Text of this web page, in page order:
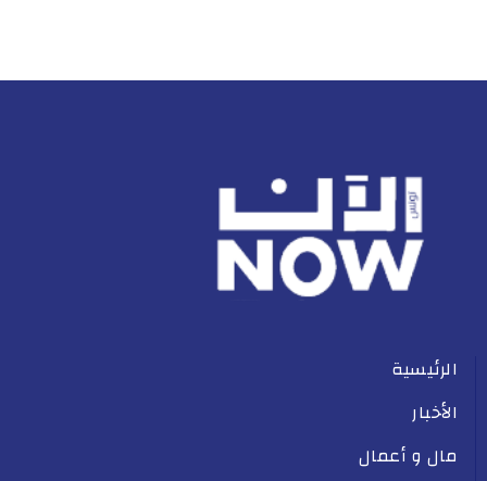
الرئيسية
الأخبار
مال و أعمال